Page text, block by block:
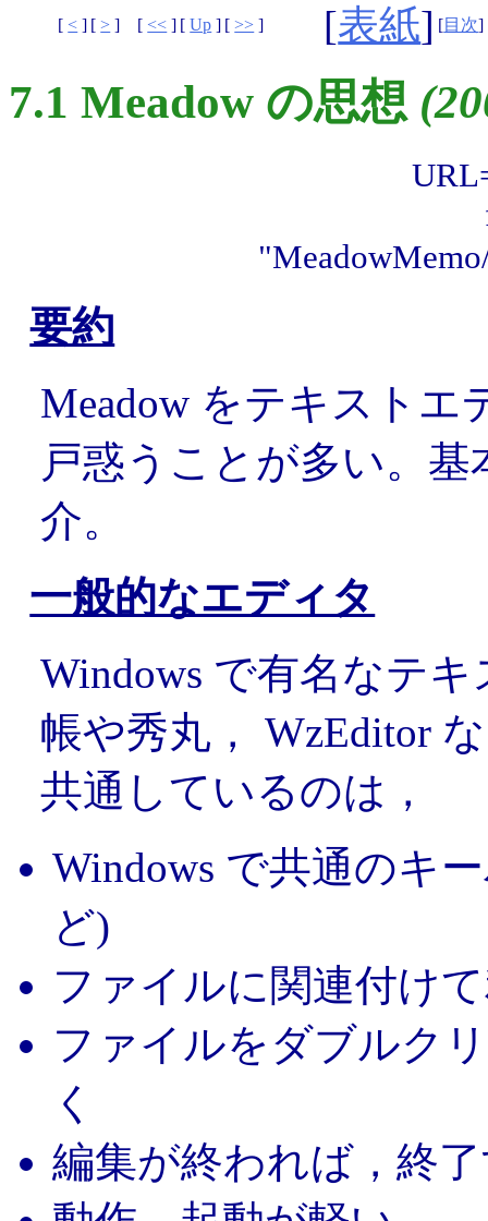
[ < ] [> ] [ << ] [Up ] [>> ] [表紙] [目次]
7.1 Meadow の思想
要約
Meadow をテキスト
戸惑うことが多い。
介。
一般的なエディタ
Windows で有名なテ
帳や秀丸， WzEditor
共通しているのは，
Windows で共通のキ
ど)
ファイルに関連付け
ファイルをダブルク
く
編集が終われば，終